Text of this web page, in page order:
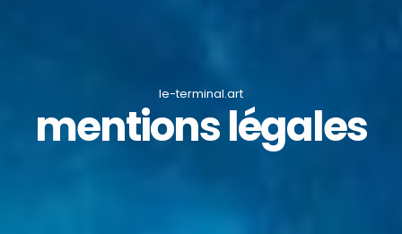
le-terminal.art
mentions légales